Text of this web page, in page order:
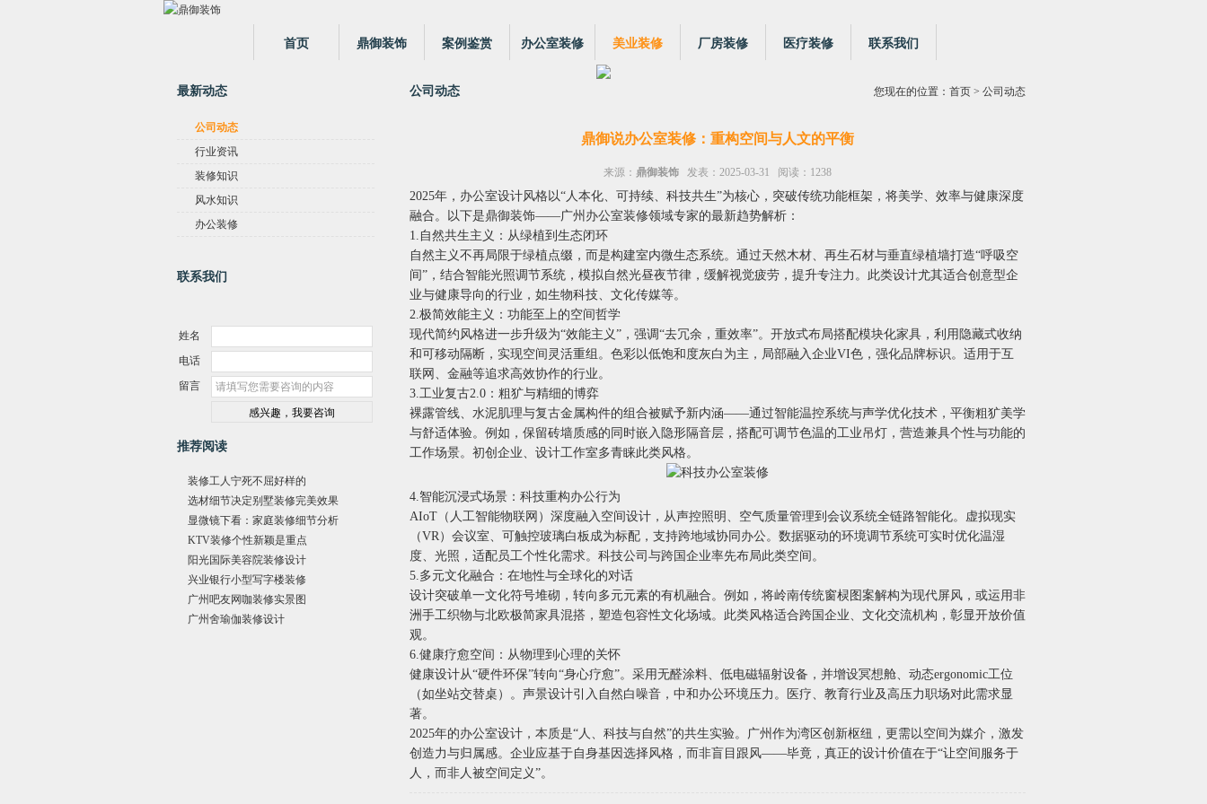
首页 鼎御装饰 案例鉴赏 办公室装修 美业装修 厂房装修 医疗装修 联系我们
最新动态
公司动态
行业资讯
装修知识
风水知识
办公装修
联系我们
姓名
电话
留言
推荐阅读
装修工人宁死不屈好样的
选材细节决定别墅装修完美效果
显微镜下看：家庭装修细节分析
KTV装修个性新颖是重点
阳光国际美容院装修设计
兴业银行小型写字楼装修
广州吧友网咖装修实景图
广州舍瑜伽装修设计
公司动态 您现在的位置： 首页 > 公司动态
鼎御说办公室装修：重构空间与人文的平衡
来源： 鼎御装饰 发表：2025-03-31 阅读：1238
2025年，办公室设计风格以“人本化、可持续、科技共生”为核心，突破传统功能框架，将美学、效率与健康深度
融合。以下是鼎御装饰——广州办公室装修领域专家的最新趋势解析：
1.自然共生主义：从绿植到生态闭环
自然主义不再局限于绿植点缀，而是构建室内微生态系统。通过天然木材、再生石材与垂直绿植墙打造“呼吸空
间”，结合智能光照调节系统，模拟自然光昼夜节律，缓解视觉疲劳，提升专注力。此类设计尤其适合创意型企
业与健康导向的行业，如生物科技、文化传媒等。
2.极简效能主义：功能至上的空间哲学
现代简约风格进一步升级为“效能主义”，强调“去冗余，重效率”。开放式布局搭配模块化家具，利用隐藏式收纳
和可移动隔断，实现空间灵活重组。色彩以低饱和度灰白为主，局部融入企业VI色，强化品牌标识。适用于互
联网、金融等追求高效协作的行业。
3.工业复古2.0：粗犷与精细的博弈
裸露管线、水泥肌理与复古金属构件的组合被赋予新内涵——通过智能温控系统与声学优化技术，平衡粗犷美学
与舒适体验。例如，保留砖墙质感的同时嵌入隐形隔音层，搭配可调节色温的工业吊灯，营造兼具个性与功能的
工作场景。初创企业、设计工作室多青睐此类风格。
4.智能沉浸式场景：科技重构办公行为
AIoT（人工智能物联网）深度融入空间设计，从声控照明、空气质量管理到会议系统全链路智能化。虚拟现实
（VR）会议室、可触控玻璃白板成为标配，支持跨地域协同办公。数据驱动的环境调节系统可实时优化温湿
度、光照，适配员工个性化需求。科技公司与跨国企业率先布局此类空间。
5.多元文化融合：在地性与全球化的对话
设计突破单一文化符号堆砌，转向多元元素的有机融合。例如，将岭南传统窗棂图案解构为现代屏风，或运用非
洲手工织物与北欧极简家具混搭，塑造包容性文化场域。此类风格适合跨国企业、文化交流机构，彰显开放价值
观。
6.健康疗愈空间：从物理到心理的关怀
健康设计从“硬件环保”转向“身心疗愈”。采用无醛涂料、低电磁辐射设备，并增设冥想舱、动态ergonomic工位
（如坐站交替桌）。声景设计引入自然白噪音，中和办公环境压力。医疗、教育行业及高压力职场对此需求显
著。
2025年的办公室设计，本质是“人、科技与自然”的共生实验。广州作为湾区创新枢纽，更需以空间为媒介，激发
创造力与归属感。企业应基于自身基因选择风格，而非盲目跟风——毕竟，真正的设计价值在于“让空间服务于
人，而非人被空间定义”。